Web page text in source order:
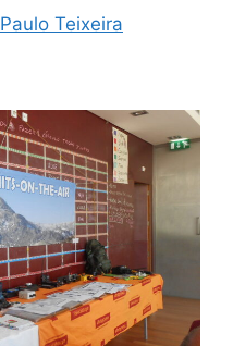
Paulo Teixeira